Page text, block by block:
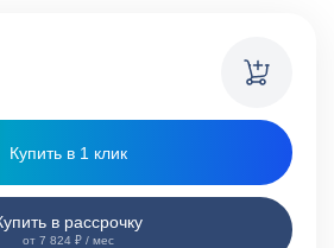
Купить в 1 клик
в рассрочку
от 7 824 ₽ / мес